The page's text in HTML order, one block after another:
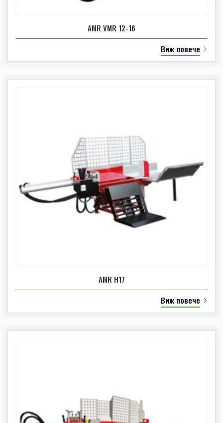
AMR VMR 12-16
Виж повече
AMR H17
Виж повече